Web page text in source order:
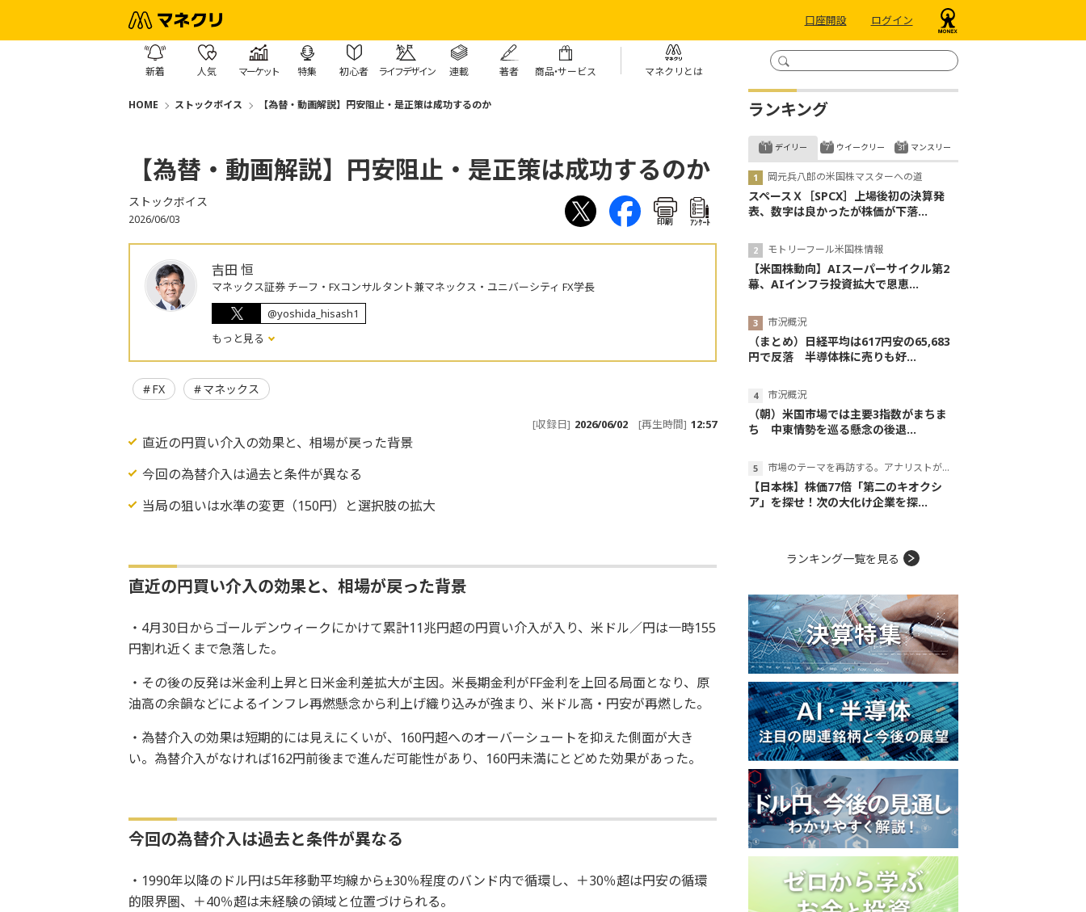
口座開設 ログイン
新着 人気 マーケット 特集 初心者 ライフデザイン 連載 著者 商品・サービス マネクリとは
HOME ストックボイス 【為替・動画解説】円安阻止・是正策は成功するのか
【為替・動画解説】円安阻止・是正策は成功するのか
ストックボイス
2026/06/03 印刷 ｱﾝｹｰﾄ
吉田 恒
マネックス証券 チーフ・FXコンサルタント兼マネックス・ユニバーシティ FX学長
@yoshida_hisash1
もっと見る
FX マネックス
[収録日] 2026/06/02 [再生時間] 12:57
直近の円買い介入の効果と、相場が戻った背景
今回の為替介入は過去と条件が異なる
当局の狙いは水準の変更（150円）と選択肢の拡大
直近の円買い介入の効果と、相場が戻った背景
・4月30日からゴールデンウィークにかけて累計11兆円超の円買い介入が入り、米ドル／円は一時155
円割れ近くまで急落した。
・その後の反発は米金利上昇と日米金利差拡大が主因。米長期金利がFF金利を上回る局面となり、原
油高の余韻などによるインフレ再燃懸念から利上げ織り込みが強まり、米ドル高・円安が再燃した。
・為替介入の効果は短期的には見えにくいが、160円超へのオーバーシュートを抑えた側面が大き
い。為替介入がなければ162円前後まで進んだ可能性があり、160円未満にとどめた効果があった。
今回の為替介入は過去と条件が異なる
・1990年以降のドル円は5年移動平均線から±30％程度のバンド内で循環し、＋30％超は円安の循環
的限界圏、＋40％超は未経験の領域と位置づけられる。
ランキング
デイリー
岡元兵八郎の米国株マスターへの道
スペースＸ［SPCX］上場後初の決算発
表、数字は良かったが株価が下落...
モトリーフール米国株情報
【米国株動向】AIスーパーサイクル第2
幕、AIインフラ投資拡大で恩恵...
市況概況
（まとめ）日経平均は617円安の65,683
円で反落 半導体株に売りも好...
市況概況
（朝）米国市場では主要3指数がまちま
ち 中東情勢を巡る懸念の後退...
市場のテーマを再訪する。アナリストが読み解くテーマの本質
【日本株】株価77倍「第二のキオクシ
ア」を探せ！次の大化け企業を探...
ウイークリー マンスリー
ランキング一覧を見る